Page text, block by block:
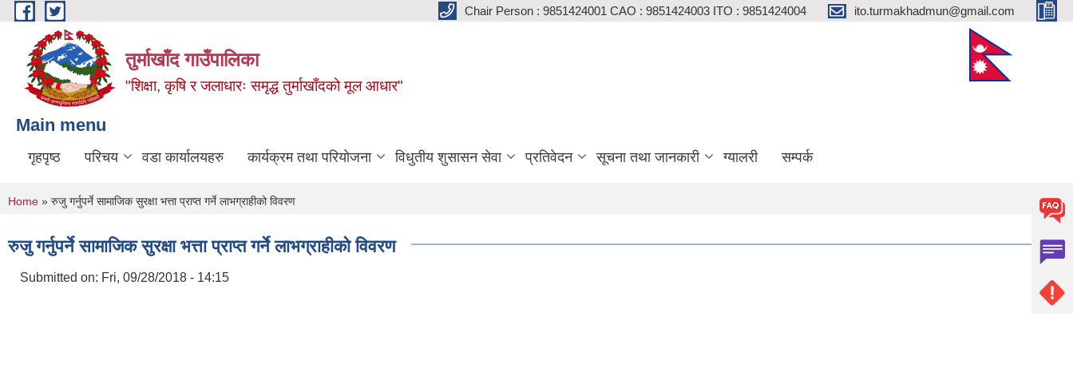
Skip to main content Chair Person : 9851424001 CAO : 9851424003 ITO : 9851424004 ito.turmakhadmun@gmail.com
तुर्माखाँद गाउँपालिका
"शिक्षा, कृषि र जलाधारः समृद्ध तुर्माखाँदको मूल आधार"
Main menu
गृहपृष्ठ परिचय वडा कार्यालयहरु कार्यक्रम तथा परियोजना विधुतीय शुसासन सेवा प्रतिवेदन सूचना तथा जानकारी ग्यालरी सम्पर्क
You are here
Home » रुजु गर्नुपर्ने सामाजिक सुरक्षा भत्ता प्राप्त गर्ने लाभग्राहीको विवरण
रुजु गर्नुपर्ने सामाजिक सुरक्षा भत्ता प्राप्त गर्ने लाभग्राहीको विवरण
Submitted on: Fri, 09/28/2018 - 14:15